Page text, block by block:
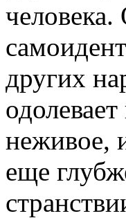
других
неживое,
еще